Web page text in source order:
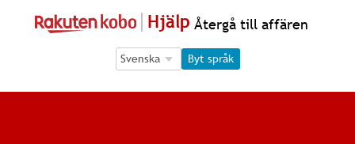
Hjälp Återgå till affären
Language Selection
Language Selection
Byt språk